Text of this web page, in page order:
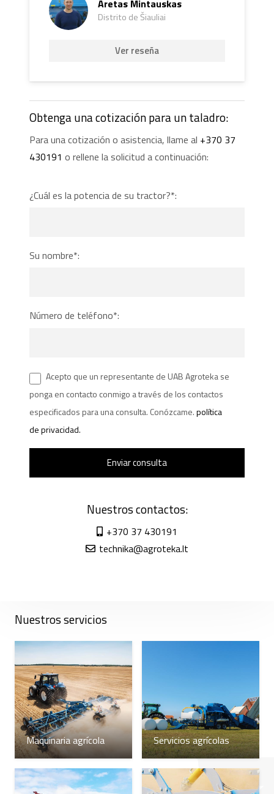
Aretas Mintauskas
Distrito de Šiauliai
Ver reseña
Obtenga una cotización para un taladro:
Para una cotización o asistencia, llame al +370 37
430191 o rellene la solicitud a continuación:
¿Cuál es la potencia de su tractor?*:
Su nombre*:
Número de teléfono*:
Acepto que un representante de UAB Agroteka se
ponga en contacto conmigo a través de los contactos
especificados para una consulta. Conózcame.política
de privacidad.
Nuestros contactos:
+370 37 430191
technika@agroteka.lt
Nuestros servicios
Maquinaria agrícola Servicios agrícolas